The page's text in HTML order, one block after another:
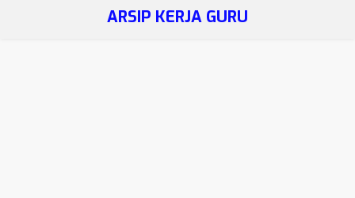
ARSIP KERJA GURU